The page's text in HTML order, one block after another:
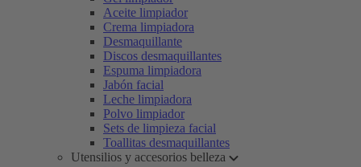
Aceite limpiador
Crema limpiadora
Desmaquillante
Discos desmaquillantes
Espuma limpiadora
Jabón facial
Leche limpiadora
Polvo limpiador
Sets de limpieza facial
Toallitas desmaquillantes
Utensilios y accesorios belleza